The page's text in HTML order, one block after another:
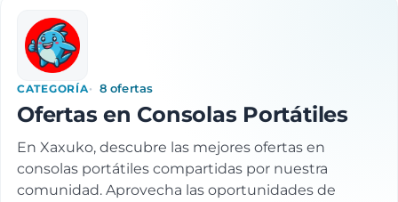
CATEGORÍA 8 ofertas
Ofertas en Consolas Portátiles
En Xaxuko, descubre las mejores ofertas en
consolas portátiles compartidas por nuestra
comunidad. Aprovecha las oportunidades de